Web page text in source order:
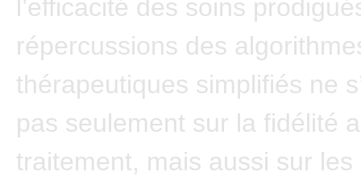
l’efficacité des soins
répercussions des
thérapeutiques simplifiés ne
pas seulement sur la fidélité
traitement, mais aussi sur les